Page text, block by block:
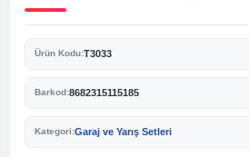
Ürün Kodu:T3033
Barkod:8682315115185
Kategori:Garaj ve Yarış Setleri